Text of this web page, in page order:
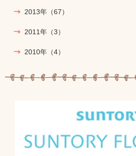
2013年 （67）
2011年 （3）
2010年 （4）